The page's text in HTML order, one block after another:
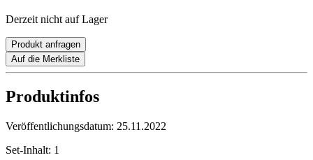
Derzeit nicht auf Lager
Produkt anfragen
Auf die Merkliste
Produktinfos
Veröffentlichungsdatum: 25.11.2022
Set-Inhalt: 1